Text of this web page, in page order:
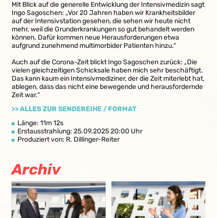
Mit Blick auf die generelle Entwicklung der Intensivmedizin sagt
Ingo Sagoschen: „Vor 20 Jahren haben wir Krankheitsbilder
auf der Intensivstation gesehen, die sehen wir heute nicht
mehr, weil die Grunderkrankungen so gut behandelt werden
können. Dafür kommen neue Herausforderungen etwa
aufgrund zunehmend multimorbider Patienten hinzu.“
Auch auf die Corona-Zeit blickt Ingo Sagoschen zurück: „Die
vielen gleichzeitigen Schicksale haben mich sehr beschäftigt.
Das kann kaum ein Intensivmediziner, der die Zeit miterlebt hat,
ablegen, dass das nicht eine bewegende und herausfordernde
Zeit war.“
>> ALLES ZUR SENDEREIHE / FORMAT
Länge: 11m 12s
Erstausstrahlung: 25.09.2025 20:00 Uhr
Produziert von: R. Dillinger-Reiter
Archiv